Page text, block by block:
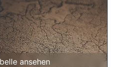
ansehen